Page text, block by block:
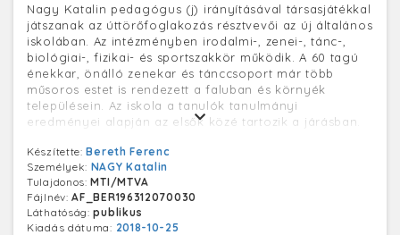
Nagy Katalin pedagógus (j) irányításával társasjátékkal
játszanak az úttörőfoglakozás résztvevői az új általános
iskolában. Az intézményben irodalmi-, zenei-, tánc-,
biológiai-, fizikai- és sportszakkör működik. A 60 tagú
énekkar, önálló zenekar és tánccsoport már több
műsoros estet is rendezett a faluban és környék
településein. Az iskola a tanulók tanulmányi
eredményei alapján az elsők közé tartozik a járásban.
Készítette:Bereth Ferenc
Személyek: NAGY Katalin
Tulajdonos:MTI/MTVA
Fájlnév:AF_BER196312070030
Láthatóság:publikus
Kiadás dátuma: 2018-10-25